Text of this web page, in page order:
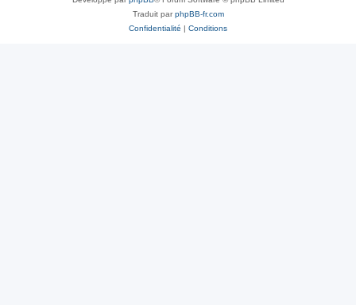
Traduit parphpBB-fr.com
Confidentialité | Conditions